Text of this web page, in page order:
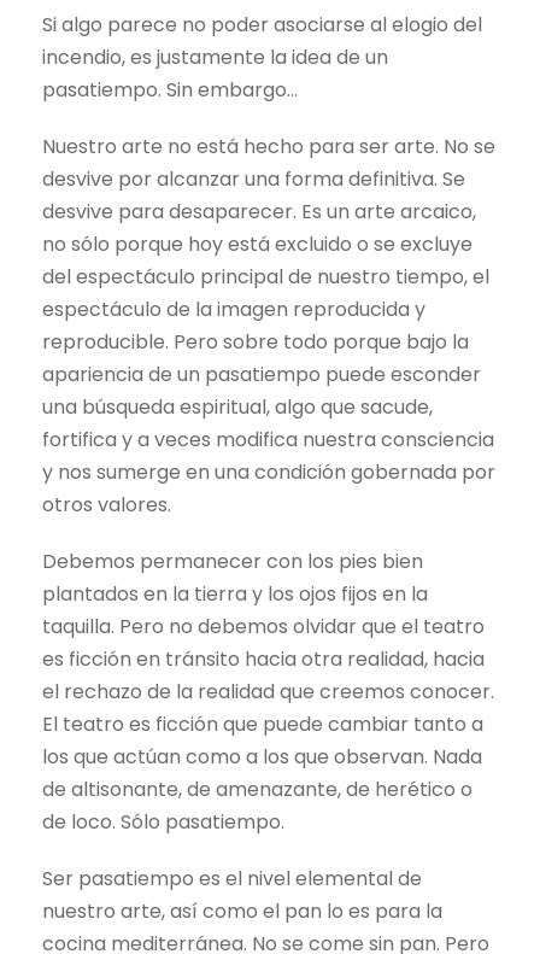
Si algo parece no poder asociarse al elogio del
incendio, es justamente la idea de un
pasatiempo. Sin embargo…
Nuestro arte no está hecho para ser arte. No se
desvive por alcanzar una forma definitiva. Se
desvive para desaparecer. Es un arte arcaico,
no sólo porque hoy está excluido o se excluye
del espectáculo principal de nuestro tiempo, el
espectáculo de la imagen reproducida y
reproducible. Pero sobre todo porque bajo la
apariencia de un pasatiempo puede esconder
una búsqueda espiritual, algo que sacude,
fortifica y a veces modifica nuestra consciencia
y nos sumerge en una condición gobernada por
otros valores.
Debemos permanecer con los pies bien
plantados en la tierra y los ojos fijos en la
taquilla. Pero no debemos olvidar que el teatro
es ficción en tránsito hacia otra realidad, hacia
el rechazo de la realidad que creemos conocer.
El teatro es ficción que puede cambiar tanto a
los que actúan como a los que observan. Nada
de altisonante, de amenazante, de herético o
de loco. Sólo pasatiempo.
Ser pasatiempo es el nivel elemental de
nuestro arte, así como el pan lo es para la
cocina mediterránea. No se come sin pan. Pero